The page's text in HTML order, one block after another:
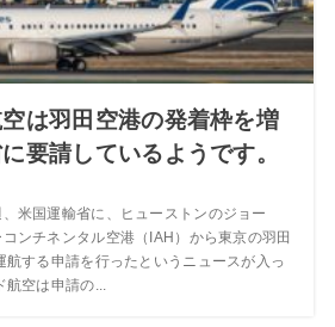
は羽田空港の発着枠を増
要請しているようです。
米国運輸省に、ヒューストンのジョー
ンチネンタル空港（IAH）から東京の羽田
航する申請を行ったというニュースが入っ
空は申請の...